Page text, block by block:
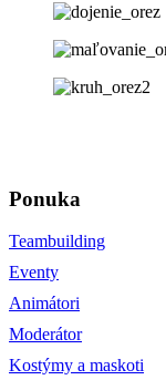
Ponuka
Teambuilding
Eventy
Animátori
Moderátor
Kostýmy a maskoti